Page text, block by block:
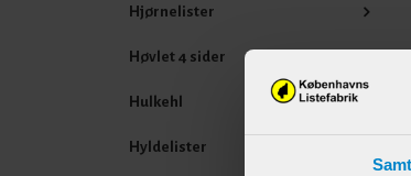
Hjørnelister
Høvlet 4 sider
Hulkehl
Hyldelister